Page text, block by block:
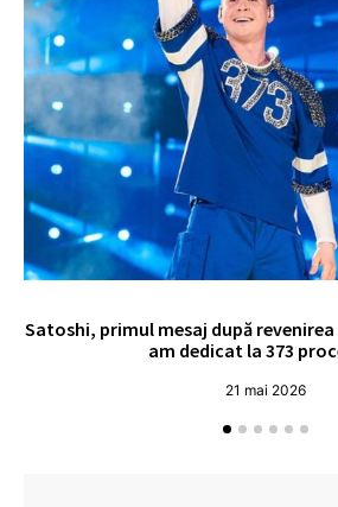
Satoshi, primul mesaj după revenirea
am dedicat la 373
21 mai 2026